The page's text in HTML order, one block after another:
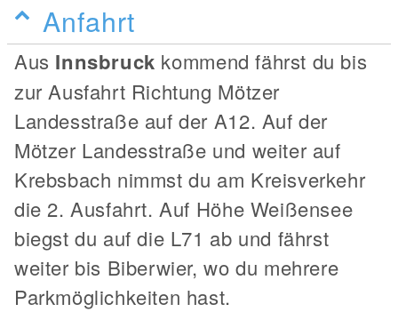
Anfahrt
Aus Innsbruck kommend fährst du bis
zur Ausfahrt Richtung Mötzer
Landesstraße auf der A12. Auf der
Mötzer Landesstraße und weiter auf
Krebsbach nimmst du am Kreisverkehr
die 2. Ausfahrt. Auf Höhe Weißensee
biegst du auf die L71 ab und fährst
weiter bis Biberwier, wo du mehrere
Parkmöglichkeiten hast.